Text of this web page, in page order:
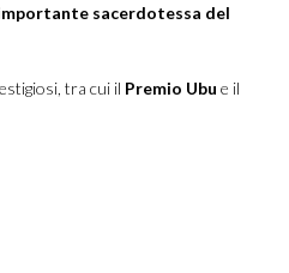
sacerdotessa del
tra cui il Premio Ubu e il